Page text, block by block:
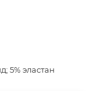
5% эластан